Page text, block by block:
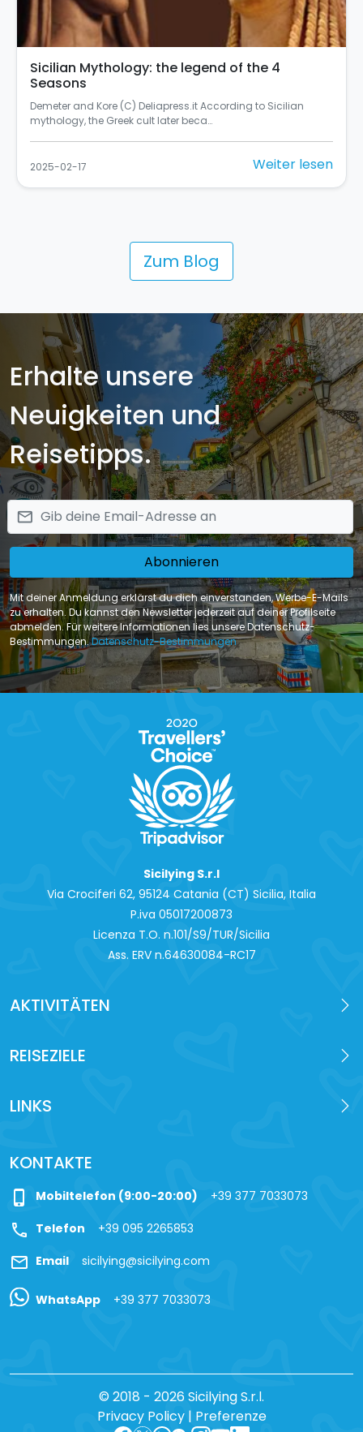
Sicilian Mythology: the legend of the 4
Seasons
Demeter and Kore (C) Deliapress.it According to Sicilian
mythology, the Greek cult later beca…
2025-02-17 Weiter lesen
Zum Blog
Erhalte unsere
Neuigkeiten und
Reisetipps.
email
Abonnieren
Mit deiner Anmeldung erklärst du dich einverstanden, Werbe-E-Mails
zu erhalten. Du kannst den Newsletter jederzeit auf deiner Profilseite
abmelden. Für weitere Informationen lies unsere Datenschutz-
Bestimmungen.Datenschutz-Bestimmungen
Sicilying S.r.l
Via Crociferi 62, 95124 Catania (CT) Sicilia, Italia
P.iva 0‍5017200873
Licenza T.O. n.101/S9/TUR/Sicilia
Ass. ERV n.64630084-RC17
AKTIVITÄTEN
REISEZIELE
LINKS
KONTAKTE
phone_iphone Mobiltelefon (9:00-20:00) +39 377 7033073
call Telefon +39 095 2265853
mail Email sicilying@sicilying.com
WhatsApp +39 377 7033073
© 2018 - 2026 Sicilying S.r.l.
Privacy Policy| Preferenze